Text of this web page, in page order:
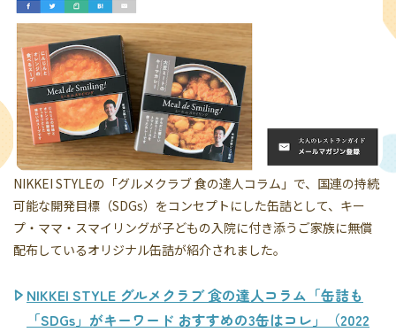
NIKKEI STYLEの「グルメクラブ 食の達人コラム」で、国連の持続
可能な開発目標（SDGs）をコンセプトにした缶詰として、キー
プ・ママ・スマイリングが子どもの入院に付き添うご家族に無償
配布しているオリジナル缶詰が紹介されました。
NIKKEI STYLE グルメクラブ 食の達人コラム「缶詰も
「SDGs」がキーワード おすすめの3缶はコレ」（2022